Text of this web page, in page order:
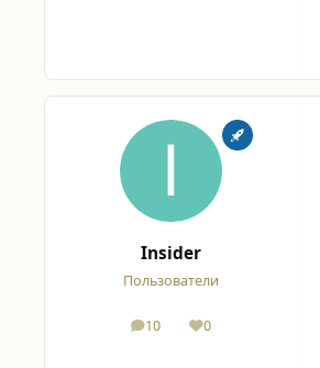
Insider
Пользователи
10
сообщения
0
Репутация